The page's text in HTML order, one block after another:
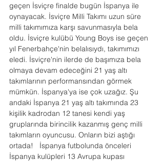
geçen İsviçre finalde bugün İspanya ile
oynayacak. İsviçre Milli Takımı uzun süre
milli takımımıza karşı savunmasıyla bela
oldu. İsviçre kulübü Young Boys ise geçen
yıl Fenerbahçe'nin belalısıydı, takımımızı
eledi. İsviçre'nin ilerde de başımıza bela
olmaya devam edeceğini 21 yaş altı
takımlarının performansından görmek
mümkün. İspanya'ya ise çok uzağız. Şu
andaki İspanya 21 yaş altı takımında 23
kişilik kadrodan 12 tanesi kendi yaş
gruplarında birincilik kazanmış genç milli
takımların oyuncusu. Onların bizi aştığı
ortada!   İspanya futbolunda önceleri
İspanya kulüpleri 13 Avrupa kupası